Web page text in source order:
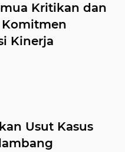
Kritikan dan
Komitmen
Kinerja
Usut Kasus